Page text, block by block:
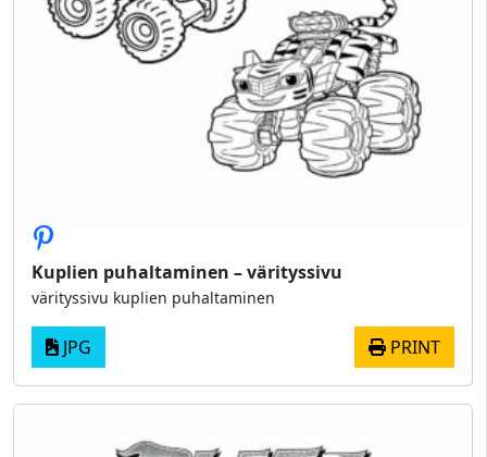
Kuplien puhaltaminen – värityssivu
värityssivu kuplien puhaltaminen
JPG PRINT